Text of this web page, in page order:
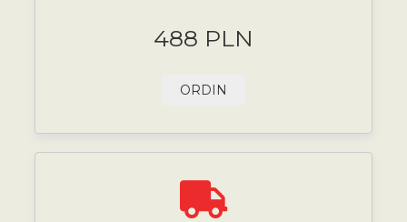
488 PLN
ORDIN